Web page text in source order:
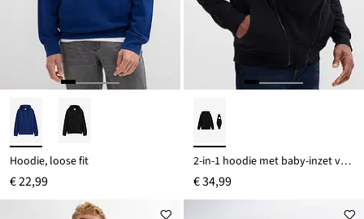
Hoodie, loose fit
€ 22,99
2-in-1 hoodie met baby-inzet voor heren van zacht katoen
€ 34,99